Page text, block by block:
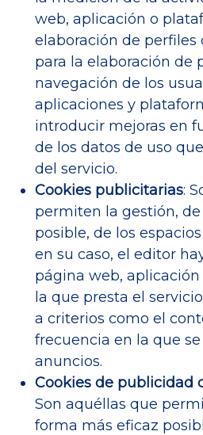
web, aplicación o
elaboración de
para la elaboración de
navegación de los
aplicaciones y
introducir mejoras en
de los datos de uso
del servicio.
Cookies publicitarias:
permiten la gestión,
posible, de los
en su caso, el editor
página web,
la que presta el
a criterios como el
frecuencia en la que
anuncios.
Cookies de publicidad
Son aquéllas que
forma más eficaz